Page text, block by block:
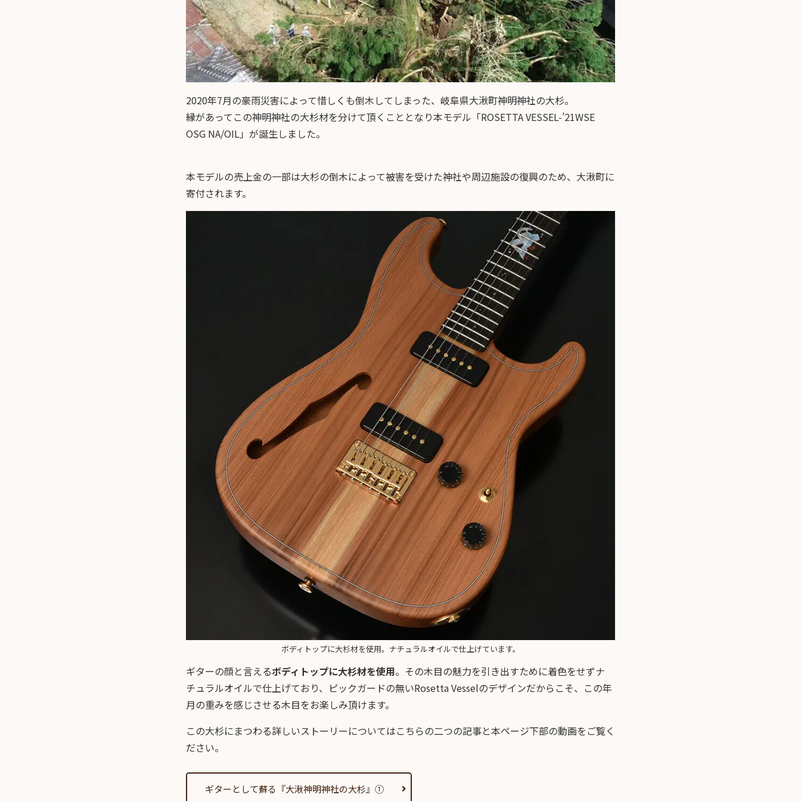
2020年7月の豪雨災害によって惜しくも倒木してしまった、岐阜県大湫町神明神社の大杉。
縁があってこの神明神社の大杉材を分けて頂くこととなり本モデル「ROSETTA VESSEL-’21WSE
OSG NA/OIL」が誕生しました。
本モデルの売上金の一部は大杉の倒木によって被害を受けた神社や周辺施設の復興のため、大湫町に
寄付されます。
ボディトップに大杉材を使用。ナチュラルオイルで仕上げています。
ギターの顔と言えるボディトップに大杉材を使用。その木目の魅力を引き出すために着色をせずナ
チュラルオイルで仕上げており、ピックガードの無いRosetta Vesselのデザインだからこそ、この年
月の重みを感じさせる木目をお楽しみ頂けます。
この大杉にまつわる詳しいストーリーについてはこちらの二つの記事と本ページ下部の動画をご覧く
ださい。
ギターとして蘇る『大湫神明神社の大杉』①